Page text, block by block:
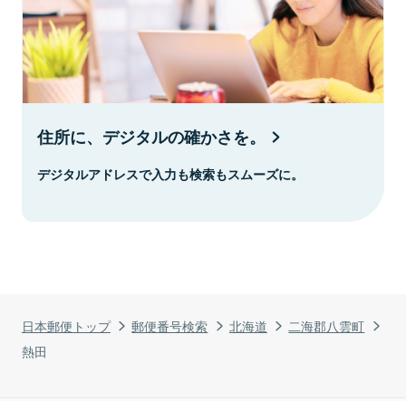
日本郵便トップ 郵便番号検索 北海道
二海郡八雲町
熱田
住所に、デジタルの確かさを。
デジタルアドレスで入力も検索もスムーズに。